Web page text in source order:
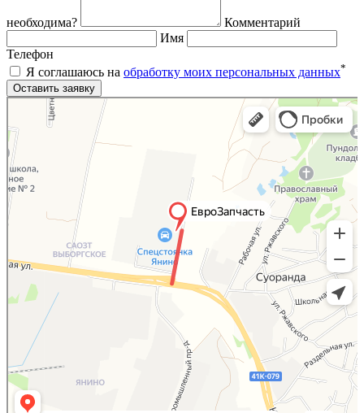
необходима?
Комментарий
Имя
Телефон
Я соглашаюсь на обработку моих персональных данных*
Яндекс.Карты
Яндекс.Карты — поиск мест и адресов, городской транспорт